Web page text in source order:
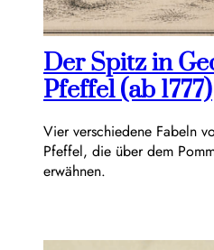
Der Spitz in
Pfeffel (ab 1777)
Vier verschiedene Fabeln
Pfeffel, die über dem
erwähnen.